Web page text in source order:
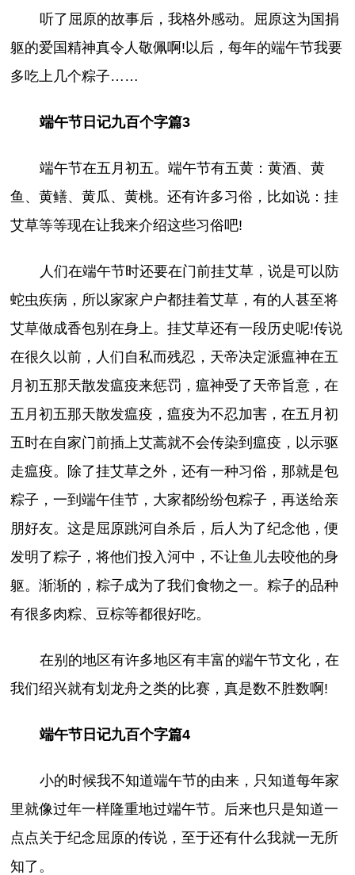
听了屈原的故事后，我格外感动。屈原这为国捐
躯的爱国精神真令人敬佩啊!以后，每年的端午节我要
多吃上几个粽子……
端午节日记九百个字篇3
端午节在五月初五。端午节有五黄：黄酒、黄
鱼、黄鳝、黄瓜、黄桃。还有许多习俗，比如说：挂
艾草等等现在让我来介绍这些习俗吧!
人们在端午节时还要在门前挂艾草，说是可以防
蛇虫疾病，所以家家户户都挂着艾草，有的人甚至将
艾草做成香包别在身上。挂艾草还有一段历史呢!传说
在很久以前，人们自私而残忍，天帝决定派瘟神在五
月初五那天散发瘟疫来惩罚，瘟神受了天帝旨意，在
五月初五那天散发瘟疫，瘟疫为不忍加害，在五月初
五时在自家门前插上艾蒿就不会传染到瘟疫，以示驱
走瘟疫。除了挂艾草之外，还有一种习俗，那就是包
粽子，一到端午佳节，大家都纷纷包粽子，再送给亲
朋好友。这是屈原跳河自杀后，后人为了纪念他，便
发明了粽子，将他们投入河中，不让鱼儿去咬他的身
躯。渐渐的，粽子成为了我们食物之一。粽子的品种
有很多肉粽、豆棕等都很好吃。
在别的地区有许多地区有丰富的端午节文化，在
我们绍兴就有划龙舟之类的比赛，真是数不胜数啊!
端午节日记九百个字篇4
小的时候我不知道端午节的由来，只知道每年家
里就像过年一样隆重地过端午节。后来也只是知道一
点点关于纪念屈原的传说，至于还有什么我就一无所
知了。